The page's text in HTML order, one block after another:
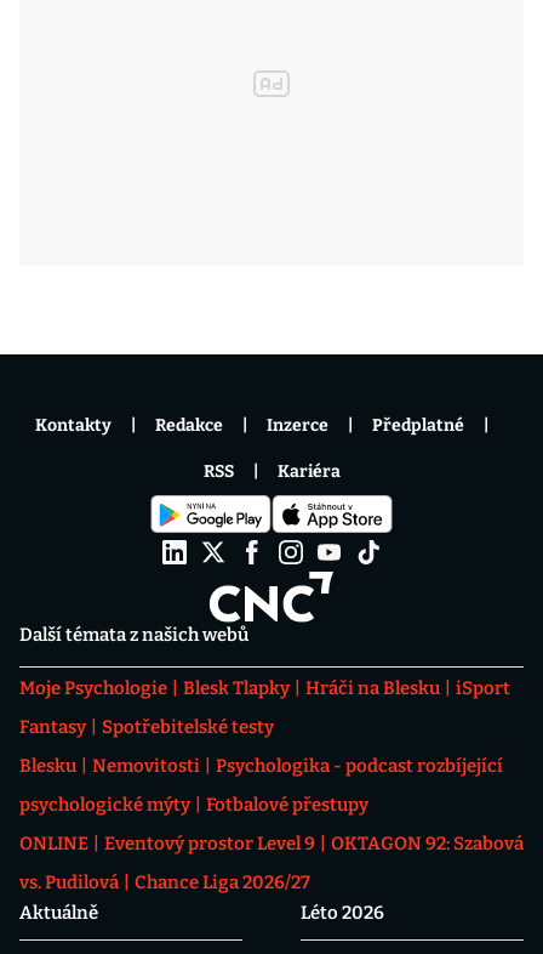
Další témata z našich webů
Moje Psychologie Blesk Tlapky Hráči na Blesku
iSport
Fantasy
Spotřebitelské testy
Blesku
Nemovitosti
Psychologika - podcast rozbíjející
psychologické mýty
Fotbalové přestupy
ONLINE
Eventový prostor Level 9
OKTAGON 92: Szabová
vs. Pudilová
Chance Liga 2026/27
Aktuálně
Léto 2026
Kontakty Redakce Inzerce Předplatné
RSS Kariéra